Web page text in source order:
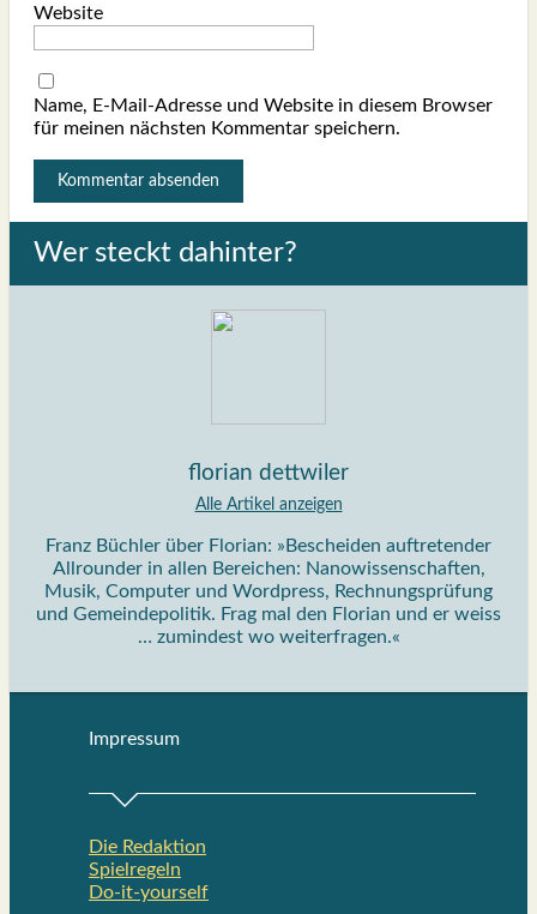
Website
Name, E-Mail-Adresse und Website in diesem Browser
für meinen nächsten Kommentar speichern.
Wer steckt dahin­ter?
florian dettwiler
Alle Artikel anzeigen
Franz Büchler über Florian: »Bescheiden auftretender
Allrounder in allen Bereichen: Nanowissenschaften,
Musik, Computer und Wordpress, Rechnungsprüfung
und Gemeindepolitik. Frag mal den Florian und er weiss
… zumindest wo weiterfragen.«
Impres­sum
Die Redak­ti­on
Spiel­re­geln
Do-it-your­s­elf